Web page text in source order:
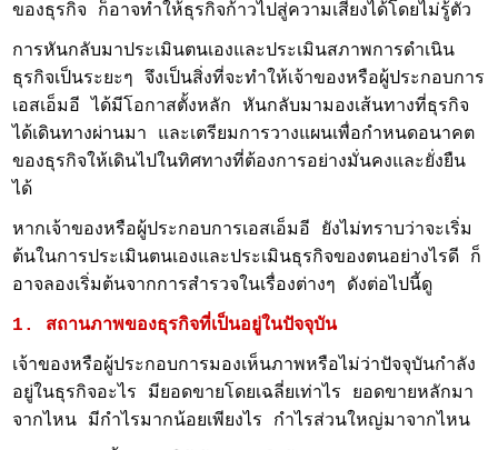
ของธุรกิจ ก็อาจทำให้ธุรกิจก้าวไปสู่ความเสี่ยงได้โดยไม่รู้ตัว
การหันกลับมาประเมินตนเองและประเมินสภาพการดำเนิน
ธุรกิจเป็นระยะๆ จึงเป็นสิ่งที่จะทำให้เจ้าของหรือผู้ประกอบการ
เอสเอ็มอี ได้มีโอกาสตั้งหลัก หันกลับมามองเส้นทางที่ธุรกิจ
ได้เดินทางผ่านมา และเตรียมการวางแผนเพื่อกำหนดอนาคต
ของธุรกิจให้เดินไปในทิศทางที่ต้องการอย่างมั่นคงและยั่งยืน
ได้
หากเจ้าของหรือผู้ประกอบการเอสเอ็มอี ยังไม่ทราบว่าจะเริ่ม
ต้นในการประเมินตนเองและประเมินธุรกิจของตนอย่างไรดี ก็
อาจลองเริ่มต้นจากการสำรวจในเรื่องต่างๆ ดังต่อไปนี้ดู
1. สถานภาพของธุรกิจที่เป็นอยู่ในปัจจุบัน
เจ้าของหรือผู้ประกอบการมองเห็นภาพหรือไม่ว่าปัจจุบันกำลัง
อยู่ในธุรกิจอะไร มียอดขายโดยเฉลี่ยเท่าไร ยอดขายหลักมา
จากไหน มีกำไรมากน้อยเพียงไร กำไรส่วนใหญ่มาจากไหน